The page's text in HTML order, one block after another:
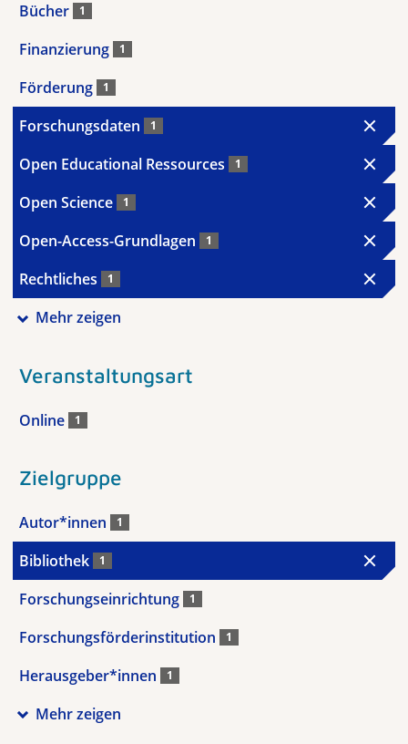
Bücher 1
Finanzierung 1
Förderung 1
Forschungsdaten 1
Open Educational Ressources 1
Open Science 1
Open-Access-Grundlagen 1
Rechtliches 1
Mehr zeigen
Veranstaltungsart
Online 1
Zielgruppe
Autor*innen 1
Bibliothek 1
Forschungseinrichtung 1
Forschungsförderinstitution 1
Herausgeber*innen 1
Mehr zeigen